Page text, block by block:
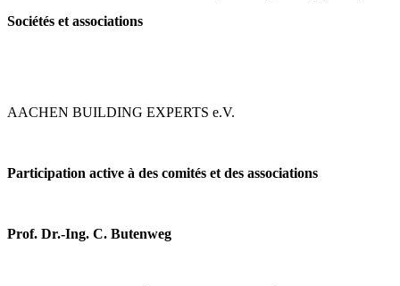
Sociétés et associations
AACHEN BUILDING EXPERTS e.V.
Participation active à des comités et des associations
Prof. Dr.-Ing. C. Butenweg